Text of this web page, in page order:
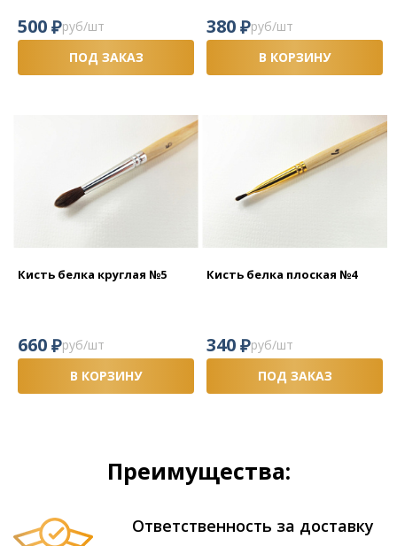
500₽руб/шт
ПОД ЗАКАЗ
380₽руб/шт
В КОРЗИНУ
Кисть белка круглая №5
660₽руб/шт
В КОРЗИНУ
Кисть белка плоская №4
340₽руб/шт
ПОД ЗАКАЗ
Преимущества:
Ответственность за доставку